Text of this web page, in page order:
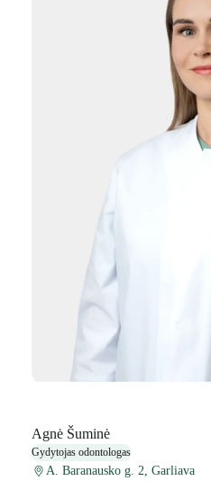
Agnė Šuminė
Gydytojas odontologas
A. Baranausko g. 2, Garliava